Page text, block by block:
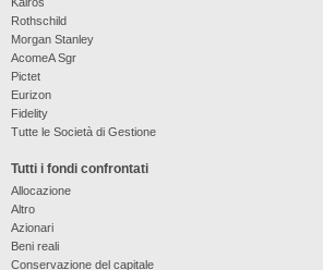
Rothschild
Morgan Stanley
AcomeA Sgr
Pictet
Eurizon
Fidelity
Tutte le Società di Gestione
Tutti i fondi confrontati
Allocazione
Altro
Azionari
Beni reali
Conservazione del capitale